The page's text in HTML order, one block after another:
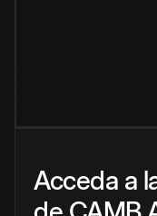
Acceda a